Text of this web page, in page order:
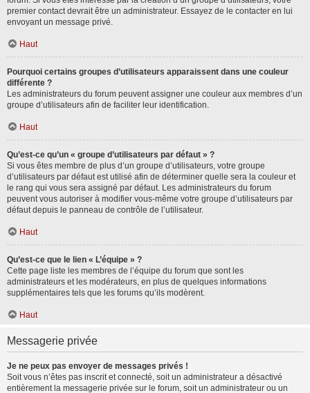
premier contact devrait être un administrateur. Essayez de le contacter en lui
envoyant un message privé.
Haut
Pourquoi certains groupes d’utilisateurs apparaissent dans une couleur
différente ?
Les administrateurs du forum peuvent assigner une couleur aux membres d’un
groupe d’utilisateurs afin de faciliter leur identification.
Haut
Qu’est-ce qu’un « groupe d’utilisateurs par défaut » ?
Si vous êtes membre de plus d’un groupe d’utilisateurs, votre groupe
d’utilisateurs par défaut est utilisé afin de déterminer quelle sera la couleur et
le rang qui vous sera assigné par défaut. Les administrateurs du forum
peuvent vous autoriser à modifier vous-même votre groupe d’utilisateurs par
défaut depuis le panneau de contrôle de l’utilisateur.
Haut
Qu’est-ce que le lien « L’équipe » ?
Cette page liste les membres de l’équipe du forum que sont les
administrateurs et les modérateurs, en plus de quelques informations
supplémentaires tels que les forums qu’ils modèrent.
Haut
Messagerie privée
Je ne peux pas envoyer de messages privés !
Soit vous n’êtes pas inscrit et connecté, soit un administrateur a désactivé
entièrement la messagerie privée sur le forum, soit un administrateur ou un